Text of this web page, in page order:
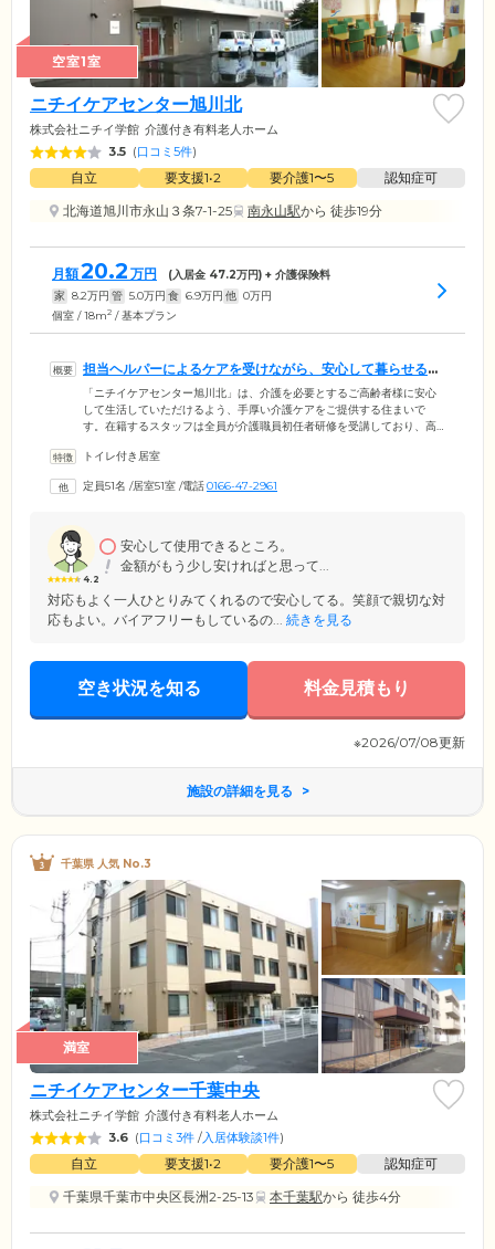
空室1室
ニチイケアセンター旭川北
株式会社ニチイ学館 介護付き有料老人ホーム
3.5 (口コミ5件)
自立 要支援1•2 要介護1〜5
認知症可
北海道旭川市永山３条7-1-25
南永山駅から 徒歩19分
月額20.2 万円 (入居金 47.2万円) + 介護保険料
家 8.2万円 管 5.0万円 食 6.9万円 他 0万円
個室 / 18m2 / 基本プラン
担当ヘルパーによるケアを受けながら、安心して暮らせるホ
ームです
「ニチイケアセンター旭川北」は、介護を必要とするご高齢者様に安心
して生活していただけるよう、手厚い介護ケアをご提供する住まいで
す。在籍するスタッフは全員が介護職員初任者研修を受講しており、高
おり、ご入居者様お一人おひとりに専任のスタッフを配置。日常のお声
す。また、ご入居者様のお部屋はプライバシーに配慮したトイレ・洗面
トイレ付き居室
定員51名 /居室51室 /電話0166-47-2961
4.2
安心して使用できるところ。
金額がもう少し安ければと思って...
対応もよく一人ひとりみてくれるので安心してる。笑顔で親切な対
応もよい。バイアフリーもしているの... 続きを見る
空き状況を知る 料金見積もり
※2026/07/08更新
施設の詳細を見る
千葉県 人気 No.3
満室
ニチイケアセンター千葉中央
株式会社ニチイ学館 介護付き有料老人ホーム
3.6 (口コミ3件 /入居体験談1件)
自立 要支援1•2 要介護1〜5
認知症可
千葉県千葉市中央区長洲2-25-13
本千葉駅から 徒歩4分